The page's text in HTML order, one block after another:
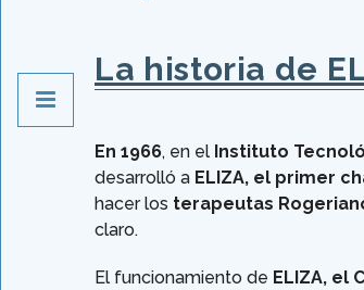
La historia de
En 1966, en el Instituto
desarrolló a ELIZA, el primer
hacer los terapeutas
claro.
El funcionamiento de ELIZA, el